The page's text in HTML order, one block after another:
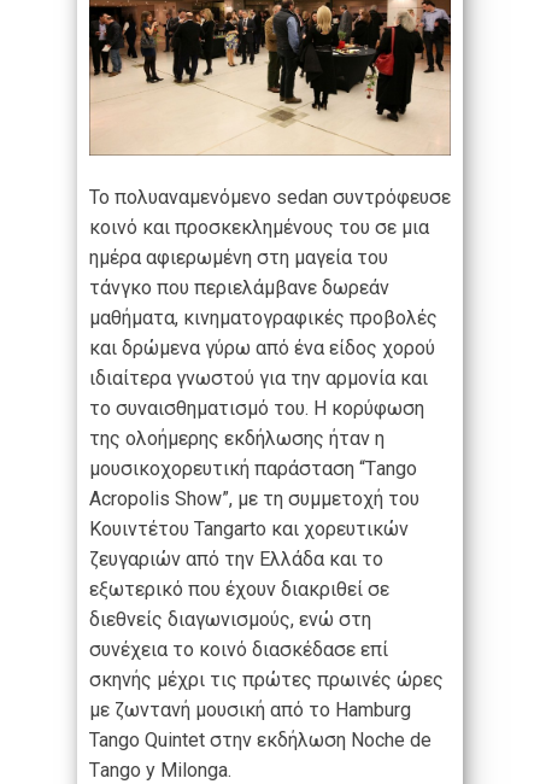
Το πολυαναμενόμενο sedan συντρόφευσε
κοινό και προσκεκλημένους του σε μια
ημέρα αφιερωμένη στη μαγεία του
τάνγκο που περιελάμβανε δωρεάν
μαθήματα, κινηματογραφικές προβολές
και δρώμενα γύρω από ένα είδος χορού
ιδιαίτερα γνωστού για την αρμονία και
το συναισθηματισμό του. Η κορύφωση
της ολοήμερης εκδήλωσης ήταν η
μουσικοχορευτική παράσταση “Τango
Αcropolis Show”, με τη συμμετοχή του
Κουιντέτου Tangarto και χορευτικών
ζευγαριών από την Ελλάδα και το
εξωτερικό που έχουν διακριθεί σε
διεθνείς διαγωνισμούς, ενώ στη
συνέχεια το κοινό διασκέδασε επί
σκηνής μέχρι τις πρώτες πρωινές ώρες
με ζωντανή μουσική από το Hamburg
Tango Quintet στην εκδήλωση Νοche de
Τango y Milonga.